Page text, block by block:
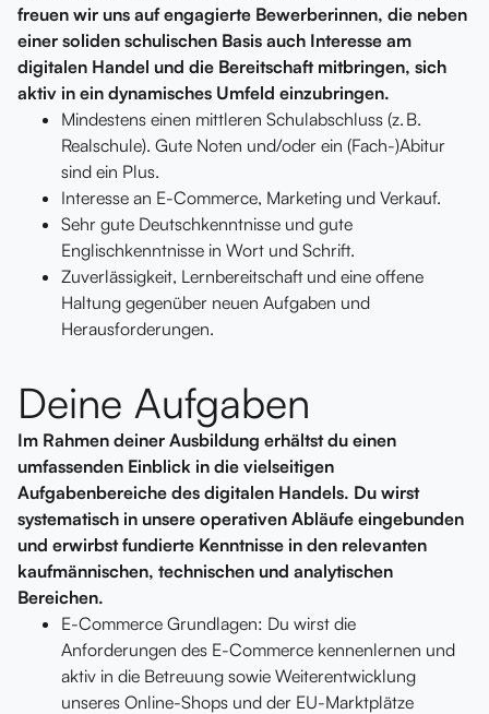
freuen wir uns auf engagierte Bewerberinnen, die neben
einer soliden schulischen Basis auch Interesse am
digitalen Handel und die Bereitschaft mitbringen, sich
aktiv in ein dynamisches Umfeld einzubringen.
Mindestens einen mittleren Schulabschluss (z. B.
Realschule). Gute Noten und/oder ein (Fach-)Abitur
sind ein Plus.
Interesse an E-Commerce, Marketing und Verkauf.
Sehr gute Deutschkenntnisse und gute
Englischkenntnisse in Wort und Schrift.
Zuverlässigkeit, Lernbereitschaft und eine offene
Haltung gegenüber neuen Aufgaben und
Herausforderungen.
Deine Aufgaben
Im Rahmen deiner Ausbildung erhältst du einen
umfassenden Einblick in die vielseitigen
Aufgabenbereiche des digitalen Handels. Du wirst
systematisch in unsere operativen Abläufe eingebunden
und erwirbst fundierte Kenntnisse in den relevanten
kaufmännischen, technischen und analytischen
Bereichen.
E-Commerce Grundlagen: Du wirst die
Anforderungen des E-Commerce kennenlernen und
aktiv in die Betreuung sowie Weiterentwicklung
unseres Online-Shops und der EU-Marktplätze